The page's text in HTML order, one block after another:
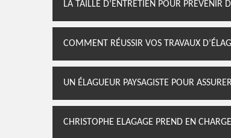
LA TAILLE D’ENTRETIEN POUR PRÉVENIR
COMMENT RÉUSSIR VOS TRAVAUX
UN ÉLAGUEUR PAYSAGISTE POUR
CHRISTOPHE ELAGAGE PREND EN